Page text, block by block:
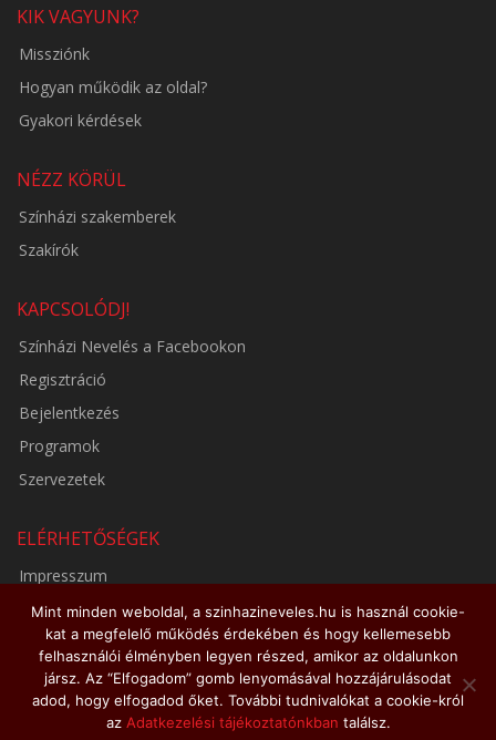
KIK VAGYUNK?
Missziónk
Hogyan működik az oldal?
Gyakori kérdések
NÉZZ KÖRÜL
Színházi szakemberek
Szakírók
KAPCSOLÓDJ!
Színházi Nevelés a Facebookon
Regisztráció
Bejelentkezés
Programok
Szervezetek
ELÉRHETŐSÉGEK
Impresszum
Adatkezelési tájékoztató
Médiaajánlat
© 2026 - szinhazineveles.hu
Mint minden weboldal, a szinhazineveles.hu is használ cookie-
kat a megfelelő működés érdekében és hogy kellemesebb
felhasználói élményben legyen részed, amikor az oldalunkon
jársz. Az “Elfogadom” gomb lenyomásával hozzájárulásodat
adod, hogy elfogadod őket. További tudnivalókat a cookie-król
az Adatkezelési tájékoztatónkban találsz.